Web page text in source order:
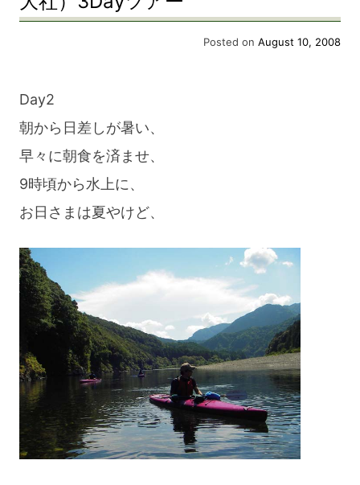
～
（熊
野
玉
社）
ツ
ア
ー”
（瀞
野
川
（熊
野
玉
社）
3Day
ツ
ア
ー
Posted on August 10, 2008
Day2
朝から日差しが暑い、
早々に朝食を済ませ、
9時頃から水上に、
お日さまは夏やけど、